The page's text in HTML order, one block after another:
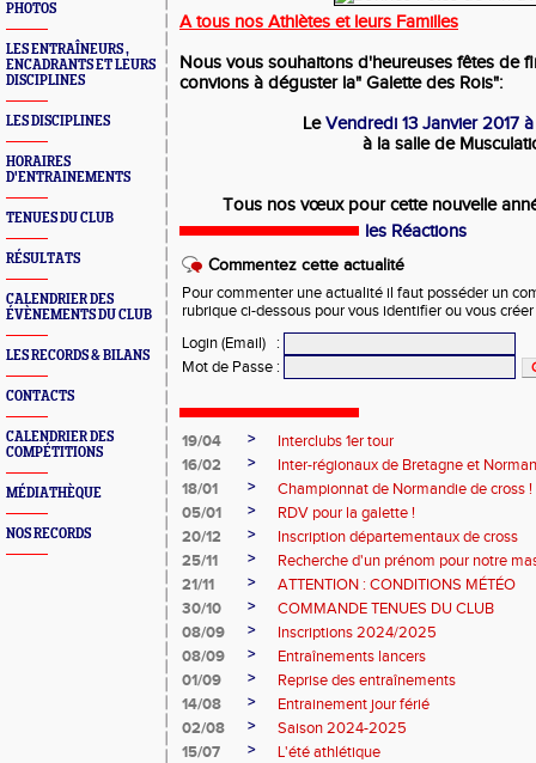
PHOTOS
LES ENTRAÎNEURS ,
ENCADRANTS ET LEURS
DISCIPLINES
LES DISCIPLINES
HORAIRES
D'ENTRAINEMENTS
TENUES DU CLUB
RÉSULTATS
CALENDRIER DES
ÉVÈNEMENTS DU CLUB
LES RECORDS & BILANS
CONTACTS
CALENDRIER DES
COMPÉTITIONS
MÉDIATHÈQUE
NOS RECORDS
A tous nos Athlètes et leurs Familles
Nous vous souhaitons d'heureuses fêtes de
convions à déguster la" Galette des Rois":
LeVendredi 13 Janvier 2017
à la salle de
Tous nos vœux pour cette nouvelle
les Réactions
Commentez cette actualité
Pour commenter une actualité il faut posséder un
rubrique ci-dessous pour vous identifier ou vous
Login (Email)
:
Mot de Passe :
19/04 >
Interclubs 1er tour
16/02
>
Inter-régionaux de Bretagne et
18/01
>
Championnat de Normandie de cross !
05/01
>
RDV pour la galette !
20/12
>
Inscription départementaux de cross
25/11
>
Recherche d'un prénom pour notre
21/11
>
ATTENTION : CONDITIONS MÉTÉO
30/10
>
COMMANDE TENUES DU CLUB
08/09
>
Inscriptions 2024/2025
08/09
>
Entraînements lancers
01/09
>
Reprise des entraînements
14/08
>
Entrainement jour férié
02/08
>
Saison 2024-2025
15/07
>
L'été athlétique